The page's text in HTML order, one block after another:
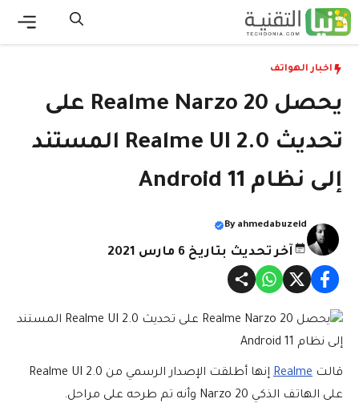
انتقل
إلى
اخبار الهواتف
يحصل Realme Narzo 20 على
تحديث Realme UI 2.0 المستند
إلى نظام Android 11
By ahmedabuzeid
آخر تحديث بتاريخ 6 مارس 2021
قالت Realme
إنها أطلقت الإصدار الرسمي من Realme UI 2.0
على الهاتف الذكي Narzo 20 وأنه تم طرحه على مراحل.